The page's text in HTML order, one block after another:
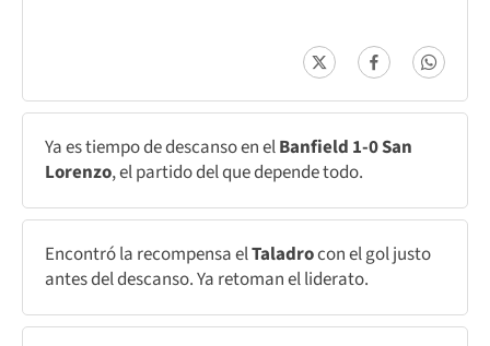
Ya es tiempo de descanso en elBanfield 1-0 San
Lorenzo, el partido del que depende todo.
Encontró la recompensa elTaladrocon el gol justo
antes del descanso. Ya retoman el liderato.